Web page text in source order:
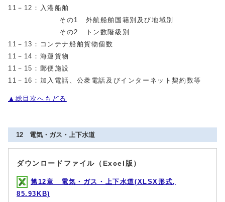
11－12：入港船舶
その1 外航船舶国籍別及び地域別
その2 トン数階級別
11－13：コンテナ船舶貨物個数
11－14：海運貨物
11－15：郵便施設
11－16：加入電話、公衆電話及びインターネット契約数等
▲総目次へもどる
12 電気・ガス・上下水道
ダウンロードファイル（Excel版）
第12章 電気・ガス・上下水道(XLSX形式,
85.93KB)